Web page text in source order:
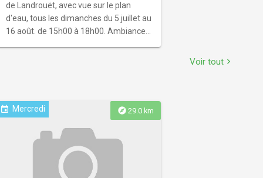
de Landrouët, avec vue sur le plan
d'eau, tous les dimanches du 5 juillet au
16 août. de 15h00 à 18h00. Ambiance
Voir tout chevron_right
explore 29.0 km
event Mercredi